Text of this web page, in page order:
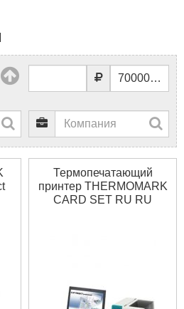
Термопечатающий
принтер THERMOMARK
CARD SET RU RU